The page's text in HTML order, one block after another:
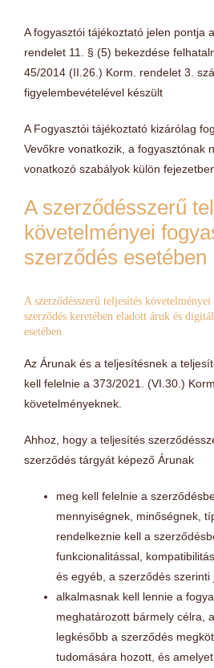
A fogyasztói tájékoztató jelen pontja
rendelet 11. § (5) bekezdése
45/2014 (II.26.) Korm. rendelet 3.
figyelembevételével készült
A Fogyasztói tájékoztató kizárólag
Vevőkre vonatkozik, a fogyasztónak
vonatkozó szabályok külön
A szerződésszerű
követelményei
szerződés esetében
A szerződésszerű teljesítés
szerződés keretében eladott áruk és
esetében
Az Árunak és a teljesítésnek a
kell felelnie a 373/2021. (VI.30.)
követelményeknek.
Ahhoz, hogy a teljesítés
szerződés tárgyát képező Árunak
meg kell felelnie a
mennyiségnek, minőségnek,
rendelkeznie kell a
funkcionalitással,
és egyéb, a szerződés szerinti
alkalmasnak kell lennie a
meghatározott bármely célra,
legkésőbb a szerződés
tudomására hozott, és